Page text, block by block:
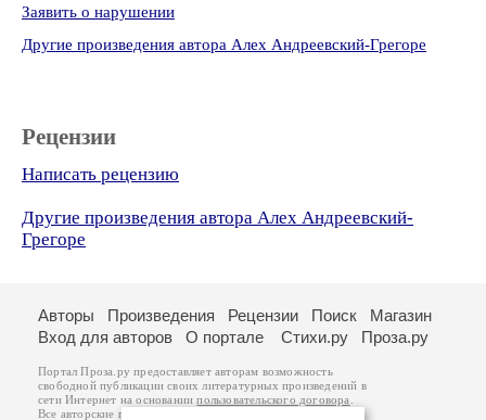
Заявить о нарушении
Другие произведения автора Алех Андреевский-Грегоре
Рецензии
Написать рецензию
Другие произведения автора Алех Андреевский-
Грегоре
Авторы Произведения Рецензии Поиск
Магазин
Вход для авторов
О портале Стихи.ру Проза.ру
Портал Проза.ру предоставляет авторам возможность
свободной публикации своих литературных произведений в
сети Интернет на основаниипользовательского договора
Все авторские права на произведения принадлежат авторам